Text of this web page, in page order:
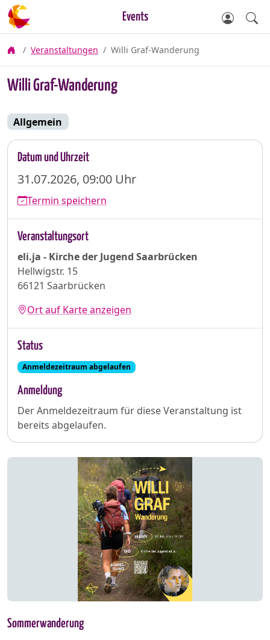
Events
Veranstaltungen Willi Graf-Wanderung
Willi Graf-Wanderung
Allgemein
Datum und Uhrzeit
31.07.2026, 09:00 Uhr
Termin speichern
Veranstaltungsort
eli.ja - Kirche der Jugend Saarbrücken
Hellwigstr. 15
66121 Saarbrücken
Ort auf Karte anzeigen
Status
Anmeldezeitraum abgelaufen
Anmeldung
Der Anmeldezeitraum für diese Veranstaltung ist
bereits abgelaufen.
Sommerwanderung